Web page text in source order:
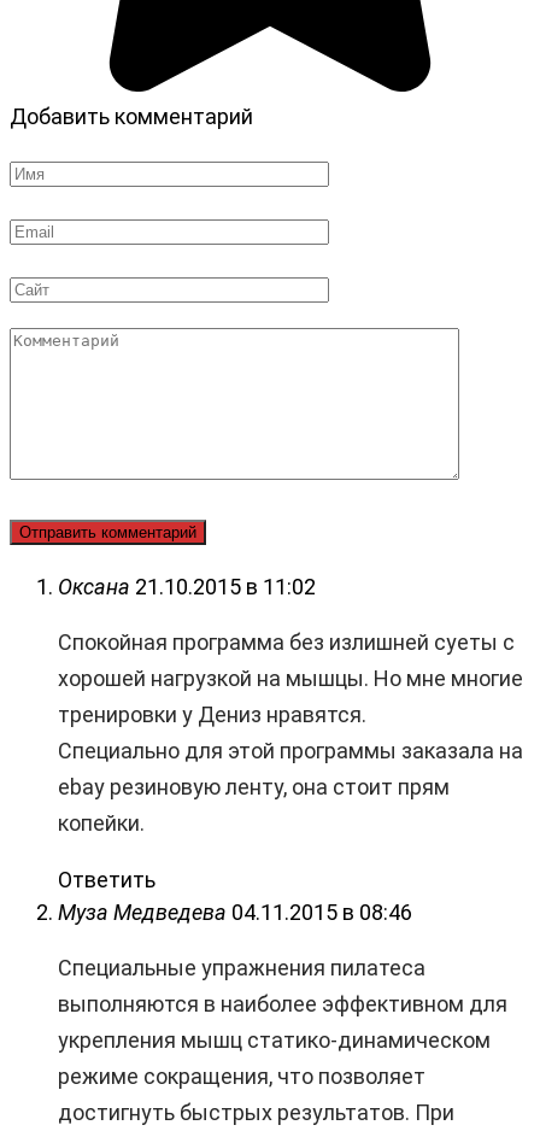
Добавить комментарий
Имя
Email
Сайт
Комментарий
Оксана 21.10.2015 в 11:02
Спокойная программа без излишней суеты с
хорошей нагрузкой на мышцы. Но мне многие
тренировки у Дениз нравятся.
Специально для этой программы заказала на
ebay резиновую ленту, она стоит прям
копейки.
Ответить
Муза Медведева 04.11.2015 в 08:46
Специальные упражнения пилатеса
выполняются в наиболее эффективном для
укрепления мышц статико-динамическом
режиме сокращения, что позволяет
достигнуть быстрых результатов. При